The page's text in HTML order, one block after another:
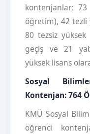
kontenjanlar;
öğretim), 42 tezli
80 tezsiz
geçiş ve 21
yüksek lisans
Sosyal
Kontenjan: 764
KMÜ Sosyal
öğrenci